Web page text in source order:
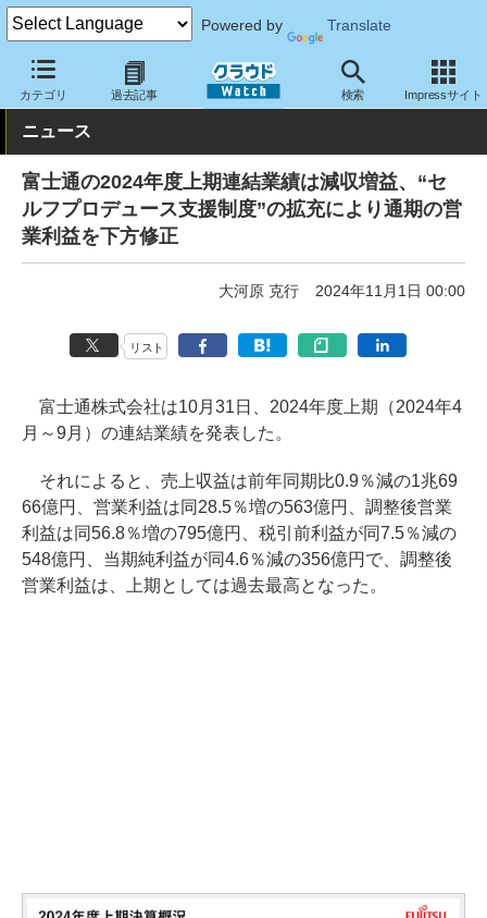
Powered by Translate
カテゴリ 過去記事 検索 Impressサイト
クラウド Watch トピック 事業戦略
ニュース
富士通の2024年度上期連結業績は減収増益、“セ
ルフプロデュース支援制度”の拡充により通期の営
業利益を下方修正
大河原 克行 2024年11月1日 00:00
リスト
富士通株式会社は10月31日、2024年度上期（2024年4
月～9月）の連結業績を発表した。
それによると、売上収益は前年同期比0.9％減の1兆69
66億円、営業利益は同28.5％増の563億円、調整後営業
利益は同56.8％増の795億円、税引前利益が同7.5％減の
548億円、当期純利益が同4.6％減の356億円で、調整後
営業利益は、上期としては過去最高となった。